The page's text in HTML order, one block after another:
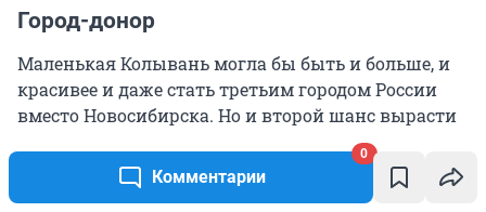
Комментарии
0
Город-донор
Маленькая Колывань могла бы быть и больше, и
красивее и даже стать третьим городом России
вместо Новосибирска. Но и второй шанс вырасти
и стать административным центром оказался
упущен: Транссиб прошел в стороне от Колывани,
вблизи села Кривощекова. Это соседство не просто